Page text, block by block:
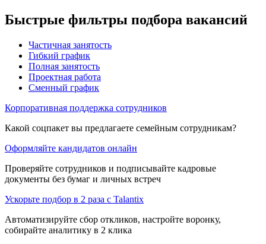
Быстрые фильтры подбора вакансий
Частичная занятость
Гибкий график
Полная занятость
Проектная работа
Сменный график
Корпоративная поддержка сотрудников
Какой соцпакет вы предлагаете семейным сотрудникам?
Оформляйте кандидатов онлайн
Проверяйте сотрудников и подписывайте кадровые
документы без бумаг и личных встреч
Ускорьте подбор в 2 раза с Talantix
Автоматизируйте сбор откликов, настройте воронку,
собирайте аналитику в 2 клика